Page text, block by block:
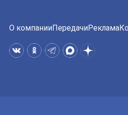
О компанииПередачиРеклама